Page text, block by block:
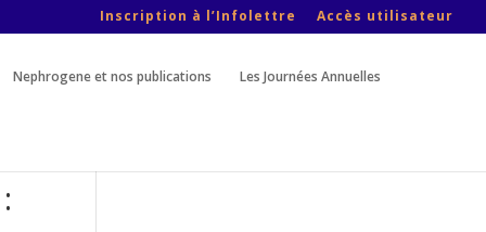
Inscription à l’Infolettre Accès utilisateur
Nephrogene et nos publications Les Journées Annuelles